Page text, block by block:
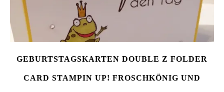
GEBURTSTAGSKARTEN DOUBLE Z FOLDER
CARD STAMPIN UP! FROSCHKÖNIG UND